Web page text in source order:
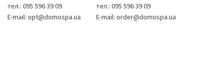
тел.: 095 596 39 09
E-mail: opt@domospa.ua
тел.: 095 596 39 09
E-mail: order@domospa.ua